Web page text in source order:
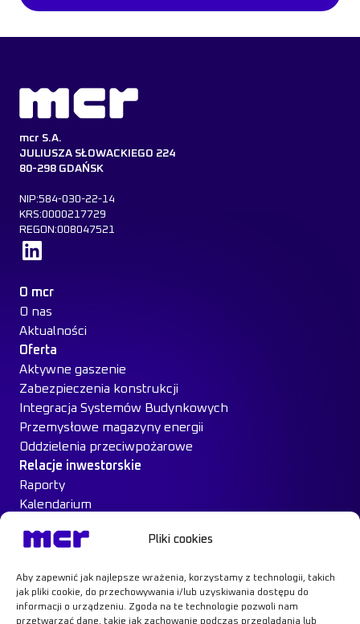
Pliki cookies
Aby zapewnić jak najlepsze wrażenia, korzystamy z technologii, takich
jak pliki cookie, do przechowywania i/lub uzyskiwania dostępu do
informacji o urządzeniu. Zgoda na te technologie pozwoli nam
przetwarzać dane, takie jak zachowanie podczas przeglądania lub
mcr S.A.
JULIUSZA SŁOWACKIEGO 224
80-298 GDAŃSK
NIP:584-030-22-14
KRS:0000217729
REGON:008047521
O mcr
O nas
Aktualności
Oferta
Aktywne gaszenie
Zabezpieczenia konstrukcji
Integracja Systemów Budynkowych
Przemysłowe magazyny energii
Oddzielenia przeciwpożarowe
Relacje inwestorskie
Raporty
Kalendarium
Materiały inwestorskie
Case Study
Kontakt